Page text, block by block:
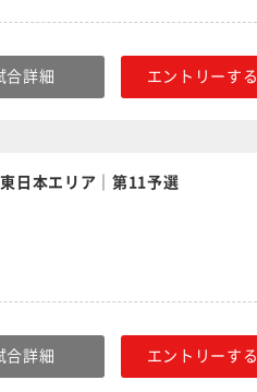
合詳細 エントリーする
日本エリア｜第11予選
合詳細 エントリーする